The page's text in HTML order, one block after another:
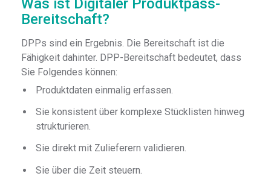
Was ist Digitaler Produktpass-
Bereitschaft?
DPPs sind ein Ergebnis. Die Bereitschaft ist die
Fähigkeit dahinter. DPP-Bereitschaft bedeutet, dass
Sie Folgendes können:
Produktdaten einmalig erfassen.
Sie konsistent über komplexe Stücklisten hinweg
strukturieren.
Sie direkt mit Zulieferern validieren.
Sie über die Zeit steuern.